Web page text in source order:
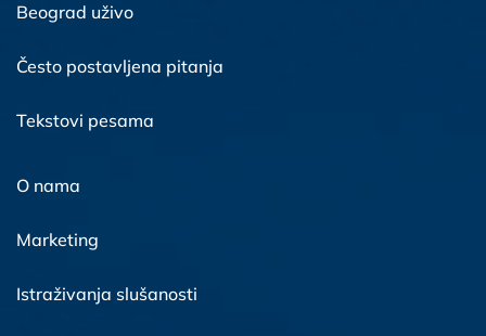
Beograd uživo
Često postavljena pitanja
Tekstovi pesama
O nama
Marketing
Istraživanja slušanosti